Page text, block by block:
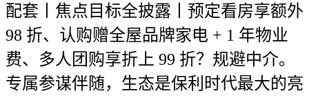
配套丨焦点目标全披露丨预定看房享额外
98 折、认购赠全屋品牌家电 + 1 年物业
费、多人团购享折上 99 折？规避中介。
专属参谋伴随，生态是保利时代最大的亮